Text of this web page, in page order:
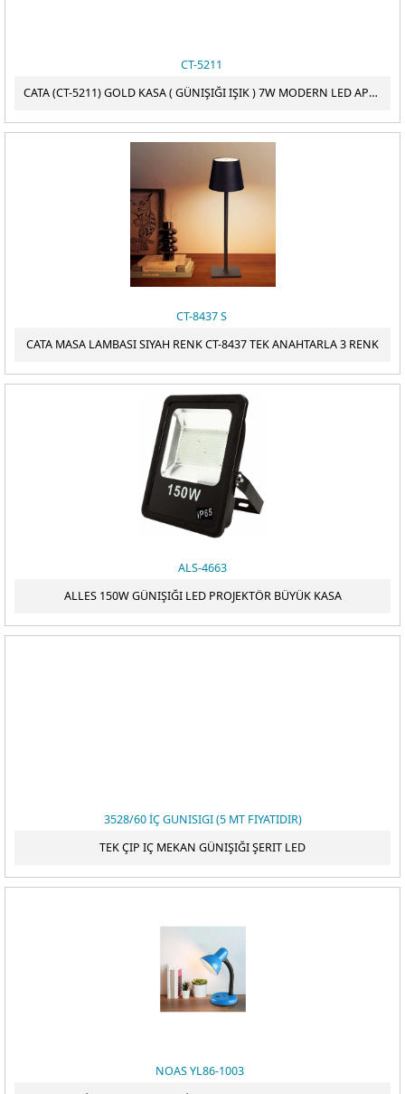
CT-5211
CATA (CT-5211) GOLD KASA ( GÜNIŞIĞI IŞIK ) 7W MODERN LED APLİK ( 73CM )
CT-8437 S
CATA MASA LAMBASI SIYAH RENK CT-8437 TEK ANAHTARLA 3 RENK
ALS-4663
ALLES 150W GÜNIŞIĞI LED PROJEKTÖR BÜYÜK KASA
3528/60 İÇ GUNISIGI (5 MT FIYATIDIR)
TEK ÇIP IÇ MEKAN GÜNIŞIĞI ŞERIT LED
NOAS YL86-1003